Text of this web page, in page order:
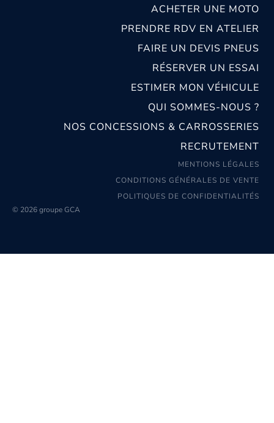
ACHETER UNE MOTO
PRENDRE RDV EN ATELIER
FAIRE UN DEVIS PNEUS
RÉSERVER UN ESSAI
ESTIMER MON VÉHICULE
QUI SOMMES-NOUS ?
NOS CONCESSIONS & CARROSSERIES
RECRUTEMENT
MENTIONS LÉGALES
CONDITIONS GÉNÉRALES DE VENTE
POLITIQUES DE CONFIDENTIALITÉS
© 2026 groupe GCA